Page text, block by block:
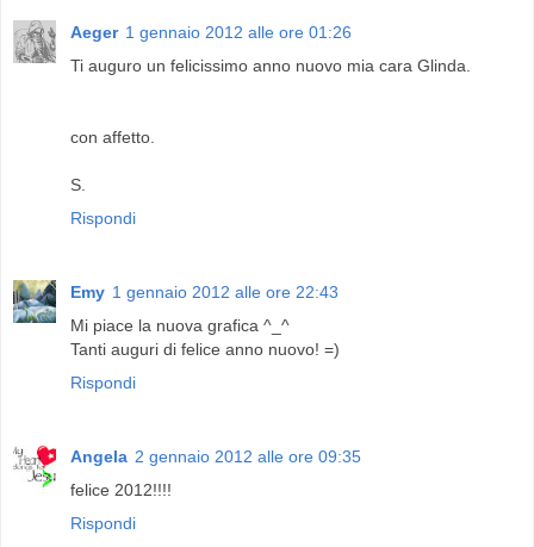
Aeger 1 gennaio 2012 alle ore 01:26
Ti auguro un felicissimo anno nuovo mia cara Glinda.
con affetto.
S.
Rispondi
Emy 1 gennaio 2012 alle ore 22:43
Mi piace la nuova grafica ^_^
Tanti auguri di felice anno nuovo! =)
Rispondi
Angela 2 gennaio 2012 alle ore 09:35
felice 2012!!!!
Rispondi